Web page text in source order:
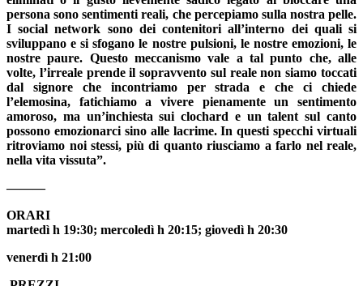
persona sono sentimenti reali, che percepiamo sulla nostra pelle.
Isocial network sono dei contenitori all’interno dei quali si
sviluppano e si sfogano le nostre pulsioni, le nostre emozioni, le
nostre paure. Questo meccanismo vale a tal punto che, alle
volte, l’irreale prende il sopravvento sul realenon siamo toccati
dal signore che incontriamo per strada e che ci chiede
l’elemosina, fatichiamo a vivere pienamente un sentimento
amoroso, ma un’inchiesta sui clochard e un talent sul canto
possono emozionarci sino alle lacrime. In questi specchi virtuali
ritroviamo noi stessi, più di quanto riusciamo a farlo nel reale,
nella vita vissuta”.
———
ORARI
martedì h 19:30; mercoledì h 20:15; giovedì h 20:30
venerdì h 21:00